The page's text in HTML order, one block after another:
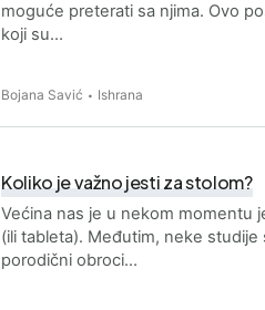
moguće preterati sa njima. Ovo
koji su…
Bojana Savić Ishrana
Koliko je važno jesti za stolom?
Većina nas je u nekom momentu
(ili tableta). Međutim, neke studije
porodični obroci…